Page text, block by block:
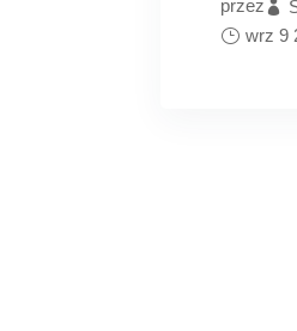
przez
wrz 9